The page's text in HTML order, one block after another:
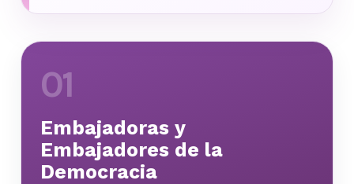
01
Embajadoras y
Embajadores de la
Democracia